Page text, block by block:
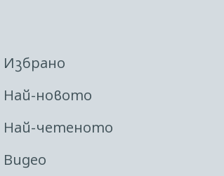
Избрано
Най-новото
Най-четеното
Видео